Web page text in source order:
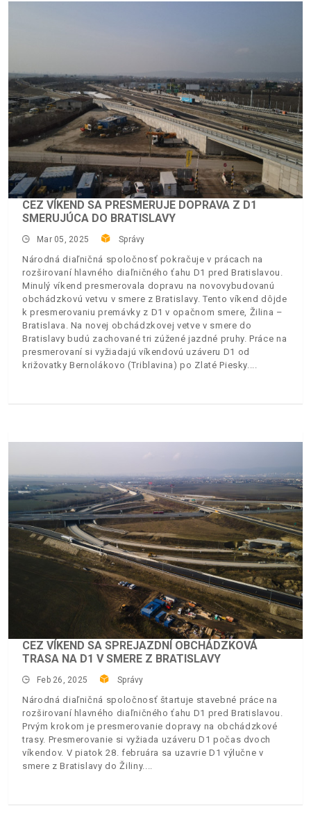
CEZ VÍKEND SA PRESMERUJE DOPRAVA Z D1
SMERUJÚCA DO BRATISLAVY
Mar 05, 2025 Správy
Národná diaľničná spoločnosť pokračuje v prácach na
rozširovaní hlavného diaľničného ťahu D1 pred Bratislavou.
Minulý víkend presmerovala dopravu na novovybudovanú
obchádzkovú vetvu v smere z Bratislavy. Tento víkend dôjde
k presmerovaniu premávky z D1 v opačnom smere, Žilina –
Bratislava. Na novej obchádzkovej vetve v smere do
Bratislavy budú zachované tri zúžené jazdné pruhy. Práce na
presmerovaní si vyžiadajú víkendovú uzáveru D1 od
križovatky Bernolákovo (Triblavina) po Zlaté Piesky.
CEZ VÍKEND SA SPREJAZDNÍ OBCHÁDZKOVÁ
TRASA NA D1 V SMERE Z BRATISLAVY
Feb 26, 2025 Správy
Národná diaľničná spoločnosť štartuje stavebné práce na
rozširovaní hlavného diaľničného ťahu D1 pred Bratislavou.
Prvým krokom je presmerovanie dopravy na obchádzkové
trasy. Presmerovanie si vyžiada uzáveru D1 počas dvoch
víkendov. V piatok 28. februára sa uzavrie D1 výlučne v
smere z Bratislavy do Žiliny.